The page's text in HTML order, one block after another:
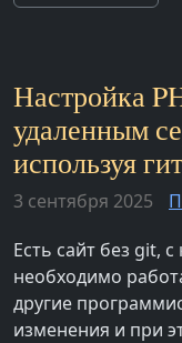
Настройка
удаленным
используя
3 сентября 2025
Есть сайт без git,
необходимо
другие
изменения и при